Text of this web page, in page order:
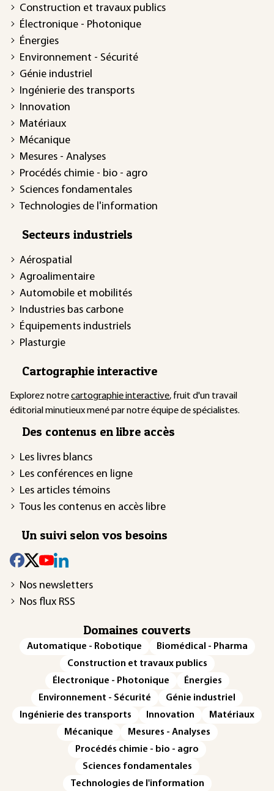
Construction et travaux publics
Électronique - Photonique
Énergies
Environnement - Sécurité
Génie industriel
Ingénierie des transports
Innovation
Matériaux
Mécanique
Mesures - Analyses
Procédés chimie - bio - agro
Sciences fondamentales
Technologies de l'information
Secteurs industriels
Aérospatial
Agroalimentaire
Automobile et mobilités
Industries bas carbone
Équipements industriels
Plasturgie
Cartographie interactive
Explorez notrecartographie interactive, fruit d'un travail
éditorial minutieux mené par notre équipe de spécialistes.
Des contenus en libre accès
Les livres blancs
Les conférences en ligne
Les articles témoins
Tous les contenus en accès libre
Un suivi selon vos besoins
Nos newsletters
Nos flux RSS
Domaines couverts
Automatique - Robotique
Biomédical - Pharma
Construction et travaux publics
Électronique - Photonique
Énergies
Environnement - Sécurité
Génie industriel
Ingénierie des transports
Innovation
Matériaux
Mécanique
Mesures - Analyses
Procédés chimie - bio - agro
Sciences fondamentales
Technologies de l'information